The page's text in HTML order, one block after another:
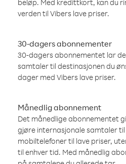
beløp. Med kredittkort, kan du
verden til Vibers lave priser.
30-dagers abonnementer
30-dagers abonnementet lar
samtaler til destinasjonen du
dager med Vibers lave priser.
Månedlig abonnement
Det månedlige abonnementet
gjøre internasjonale samtaler
mobiltelefoner til lave priser,
til enhver tid. Med månedlig